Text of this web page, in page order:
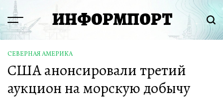
Перейти
содержимому
Menu ИНФОРМПОРТ
ОПУБЛИКОВАНО
В
СЕВЕРНАЯ АМЕРИКА
США анонсировали третий
аукцион на морскую добычу